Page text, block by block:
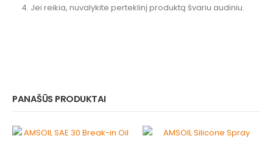
Jei reikia, nuvalykite perteklinį produktą švariu audiniu.
PANAŠŪS PRODUKTAI